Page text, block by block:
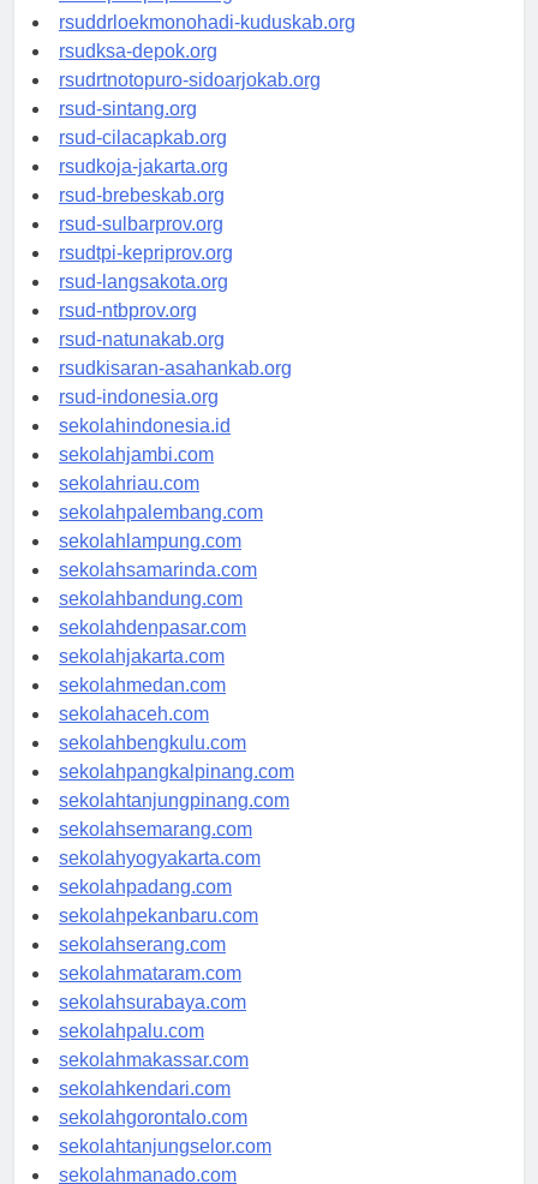
rsud-tpikepriprov.org
rsuddrloekmonohadi-kuduskab.org
rsudksa-depok.org
rsudrtnotopuro-sidoarjokab.org
rsud-sintang.org
rsud-cilacapkab.org
rsudkoja-jakarta.org
rsud-brebeskab.org
rsud-sulbarprov.org
rsudtpi-kepriprov.org
rsud-langsakota.org
rsud-ntbprov.org
rsud-natunakab.org
rsudkisaran-asahankab.org
rsud-indonesia.org
sekolahindonesia.id
sekolahjambi.com
sekolahriau.com
sekolahpalembang.com
sekolahlampung.com
sekolahsamarinda.com
sekolahbandung.com
sekolahdenpasar.com
sekolahjakarta.com
sekolahmedan.com
sekolahaceh.com
sekolahbengkulu.com
sekolahpangkalpinang.com
sekolahtanjungpinang.com
sekolahsemarang.com
sekolahyogyakarta.com
sekolahpadang.com
sekolahpekanbaru.com
sekolahserang.com
sekolahmataram.com
sekolahsurabaya.com
sekolahpalu.com
sekolahmakassar.com
sekolahkendari.com
sekolahgorontalo.com
sekolahtanjungselor.com